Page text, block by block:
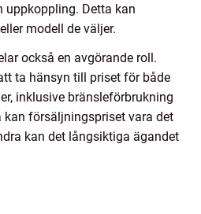
uppkoppling. Detta kan
modell de väljer.
också en avgörande roll.
ta hänsyn till priset för både
inklusive bränsleförbrukning
kan försäljningspriset vara det
kan det långsiktiga ägandet